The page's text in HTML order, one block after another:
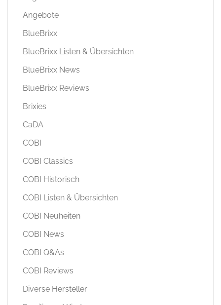
Angebote
BlueBrixx
BlueBrixx Listen & Übersichten
BlueBrixx News
BlueBrixx Reviews
Brixies
CaDA
COBI
COBI Classics
COBI Historisch
COBI Listen & Übersichten
COBI Neuheiten
COBI News
COBI Q&As
COBI Reviews
Diverse Hersteller